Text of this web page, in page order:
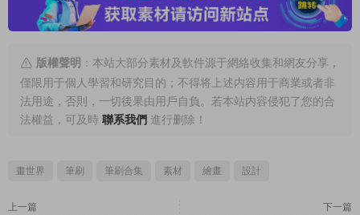
版權聲明 ：本站大部分素材及軟件源于網絡收集和網友分享，
僅限用于個人學習和研究目的；不得将上述内容用于商業或者非
法用途，否則，一切後果由用戶自負。若本站内容侵犯了您的合
法權益，可及時 聯系我們 進行删除！
畫世界 筆刷 筆刷合集 素材 繪畫 設計
上一篇 下一篇